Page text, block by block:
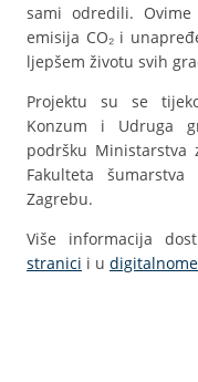
sami odredili.
emisija CO₂ i
ljepšem životu svih
Projektu su se
Konzum i Udruga
podršku Ministarstva
Fakulteta
Zagrebu.
Više informacija
stranici i u